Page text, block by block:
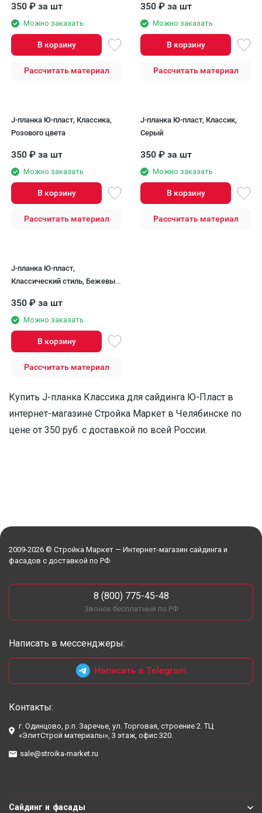
350 ₽ за шт
Можно заказать
В корзину
Рассчитать материал
350 ₽ за шт
Можно заказать
В корзину
Рассчитать материал
J-планка Ю-пласт, Классика,
Розового цвета
350 ₽ за шт
Можно заказать
В корзину
Рассчитать материал
J-планка Ю-пласт, Классик,
Серый
350 ₽ за шт
Можно заказать
В корзину
Рассчитать материал
J-планка Ю-пласт,
Классический стиль, Бежевый
350 ₽ за шт
Можно заказать
В корзину
Рассчитать материал
Купить J-планка Классика для сайдинга Ю-Пласт в
интернет-магазине Стройка Маркет в Челябинске по
цене от 350 руб. с доставкой по всей России.
2009-2026 © Стройка Маркет — Интернет-магазин сайдинга и
фасадов с доставкой по РФ
8 (800) 775-45-48
Звонок бесплатный по РФ
Написать в мессенджеры:
Написать в Telegram
Контакты:
г. Одинцово, р.п. Заречье, ул. Торговая, строение 2. ТЦ
«ЭлитСтрой материалы», 3 этаж, офис 320.
sale@stroika-market.ru
Сайдинг и фасады